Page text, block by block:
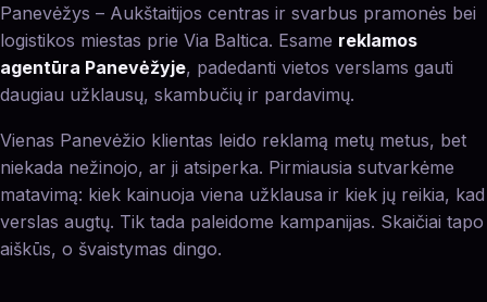
Panevėžys – Aukštaitijos centras ir svarbus pramonės bei
logistikos miestas prie Via Baltica. Esame reklamos
agentūra Panevėžyje, padedanti vietos verslams gauti
daugiau užklausų, skambučių ir pardavimų.
Vienas Panevėžio klientas leido reklamą metų metus, bet
niekada nežinojo, ar ji atsiperka. Pirmiausia sutvarkėme
matavimą: kiek kainuoja viena užklausa ir kiek jų reikia, kad
verslas augtų. Tik tada paleidome kampanijas. Skaičiai tapo
aiškūs, o švaistymas dingo.